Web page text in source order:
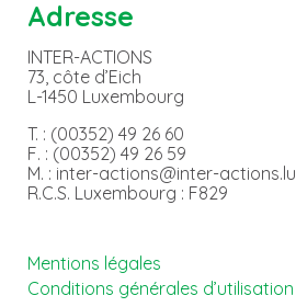
Adresse
INTER-ACTIONS
73, côte d’Eich
L-1450 Luxembourg
T. : (00352) 49 26 60
F. : (00352) 49 26 59
M. : inter-actions@inter-actions.lu
R.C.S. Luxembourg : F829
Mentions légales
Conditions générales d’utilisation